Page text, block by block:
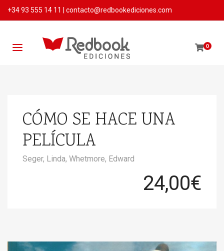
+34 93 555 14 11 contacto@redbookediciones.com
0
CÓMO SE HACE UNA
PELÍCULA
Seger, Linda, Whetmore, Edward
24,00€